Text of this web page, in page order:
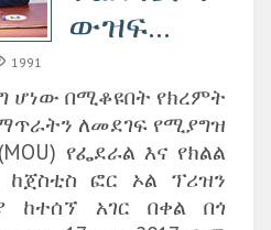
ውዝፍ...
1991
ሆነው በሚቆዩበት የክረምት
ለመደገፍ የሚያግዝ
የፌደራል እና የክልል
ፎር ኦል ፕሪዝን
አገር በቀል በጎ